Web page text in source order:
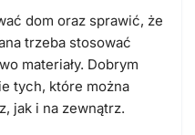
dom oraz sprawić, że
trzeba stosować
materiały. Dobrym
tych, które można
jak i na zewnątrz.